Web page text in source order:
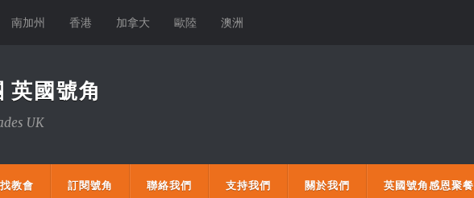
南加州 香港 加拿大 歐陸 澳洲
英國號角
UK
教會 訂閱號角 聯絡我們 支持我們 關於我們 英國號角感恩聚餐